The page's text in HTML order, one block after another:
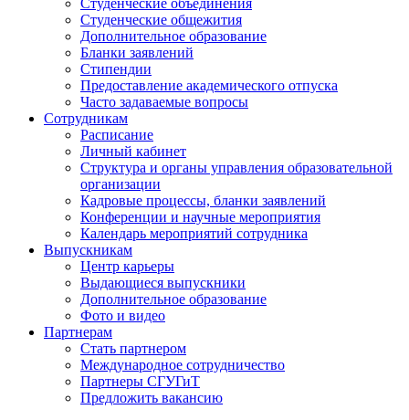
Студенческие объединения
Студенческие общежития
Дополнительное образование
Бланки заявлений
Стипендии
Предоставление академического отпуска
Часто задаваемые вопросы
Сотрудникам
Расписание
Личный кабинет
Структура и органы управления образовательной
организации
Кадровые процессы, бланки заявлений
Конференции и научные мероприятия
Календарь мероприятий сотрудника
Выпускникам
Центр карьеры
Выдающиеся выпускники
Дополнительное образование
Фото и видео
Партнерам
Стать партнером
Международное сотрудничество
Партнеры СГУГиТ
Предложить вакансию